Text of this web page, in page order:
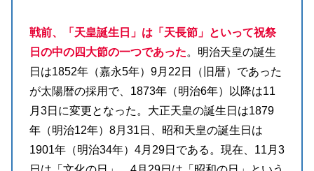
戦前、「天皇誕生日」は「天長節」といって祝祭
日の中の四大節の一つであった。明治天皇の誕生
日は1852年（嘉永5年）9月22日（旧暦）であった
が太陽暦の採用で、1873年（明治6年）以降は11
月3日に変更となった。大正天皇の誕生日は1879
年（明治12年）8月31日、昭和天皇の誕生日は
1901年（明治34年）4月29日である。現在、11月3